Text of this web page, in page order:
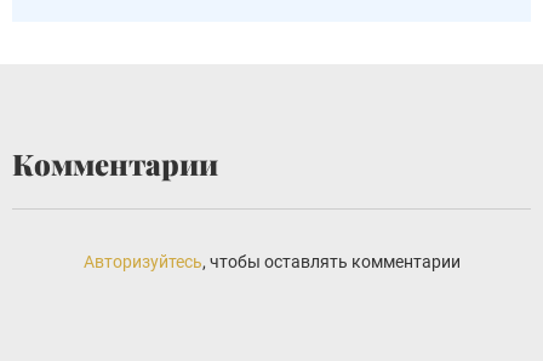
Комментарии
Авторизуйтесь, чтобы оставлять комментарии